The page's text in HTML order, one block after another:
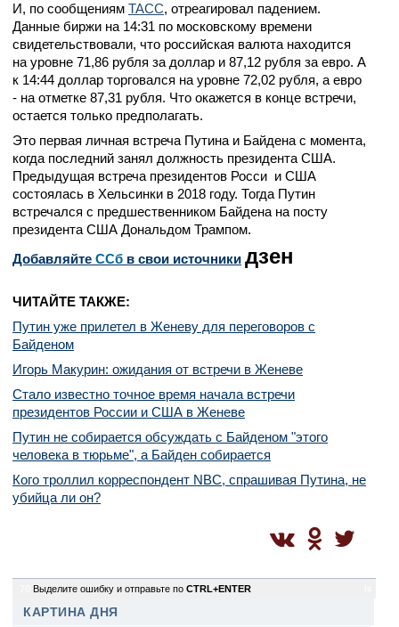
И, по сообщениям ТАСС, отреагировал падением.
Данные биржи на 14:31 по московскому времени
свидетельствовали, что российская валюта находится
на уровне 71,86 рубля за доллар и 87,12 рубля за евро. А
к 14:44 доллар торговался на уровне 72,02 рубля, а евро
- на отметке 87,31 рубля. Что окажется в конце встречи,
остается только предполагать.
Это первая личная встреча Путина и Байдена с момента,
когда последний занял должность президента США.
Предыдущая встреча президентов Росси и США
состоялась в Хельсинки в 2018 году. Тогда Путин
встречался с предшественником Байдена на посту
президента США Дональдом Трампом.
Добавляйте CСб в свои источники дзен
ЧИТАЙТЕ ТАКЖЕ:
Путин уже прилетел в Женеву для переговоров с
Байденом
Игорь Макурин: ожидания от встречи в Женеве
Стало известно точное время начала встречи
президентов России и США в Женеве
Путин не собирается обсуждать с Байденом "этого
человека в тюрьме", а Байден собирается
Кого троллил корреспондент NBC, спрашивая Путина, не
убийца ли он?
Выделите ошибку и отправьте по CTRL+ENTER
КАРТИНА ДНЯ